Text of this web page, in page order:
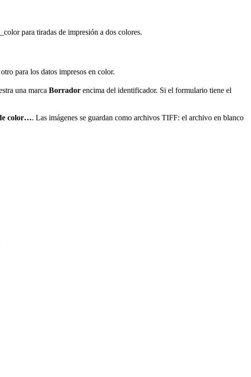
para tiradas de impresión a dos colores.
para los datos impresos en color.
una marca Borrador encima del identificador. Si el formulario tiene el
color…. Las imágenes se guardan como archivos TIFF: el archivo en blanco